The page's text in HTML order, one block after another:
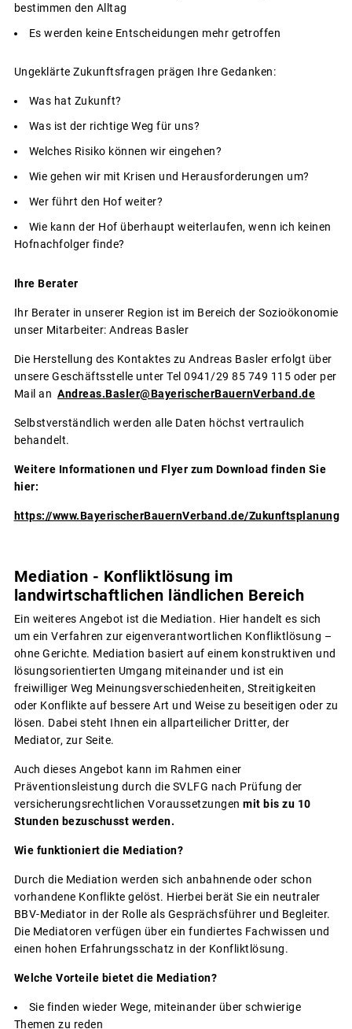
bestimmen den Alltag
Es werden keine Entscheidungen mehr getroffen
Ungeklärte Zukunftsfragen prägen Ihre Gedanken:
Was hat Zukunft?
Was ist der richtige Weg für uns?
Welches Risiko können wir eingehen?
Wie gehen wir mit Krisen und Herausforderungen um?
Wer führt den Hof weiter?
Wie kann der Hof überhaupt weiterlaufen, wenn ich keinen
Hofnachfolger finde?
Ihre Berater
Ihr Berater in unserer Region ist im Bereich der Sozioökonomie
unser Mitarbeiter: Andreas Basler
Die Herstellung des Kontaktes zu Andreas Basler erfolgt über
unsere Geschäftsstelle unter Tel 0941/29 85 749 115 oder per
Mail an Andreas.Basler@BayerischerBauernVerband.de
Selbstverständlich werden alle Daten höchst vertraulich
behandelt.
Weitere Informationen und Flyer zum Download finden Sie
hier:
https://www.BayerischerBauernVerband.de/Zukunftsplanung
Mediation - Konfliktlösung im
landwirtschaftlichen ländlichen Bereich
Ein weiteres Angebot ist die Mediation. Hier handelt es sich
um ein Verfahren zur eigenverantwortlichen Konfliktlösung –
ohne Gerichte. Mediation basiert auf einem konstruktiven und
lösungsorientierten Umgang miteinander und ist ein
freiwilliger Weg Meinungsverschiedenheiten, Streitigkeiten
oder Konflikte auf bessere Art und Weise zu beseitigen oder zu
lösen. Dabei steht Ihnen ein allparteilicher Dritter, der
Mediator, zur Seite.
Auch dieses Angebot kann im Rahmen einer
Präventionsleistung durch die SVLFG nach Prüfung der
versicherungsrechtlichen Voraussetzungen mit bis zu 10
Stunden bezuschusst werden.
Wie funktioniert die Mediation?
Durch die Mediation werden sich anbahnende oder schon
vorhandene Konflikte gelöst. Hierbei berät Sie ein neutraler
BBV-Mediator in der Rolle als Gesprächsführer und Begleiter.
Die Mediatoren verfügen über ein fundiertes Fachwissen und
einen hohen Erfahrungsschatz in der Konfliktlösung.
Welche Vorteile bietet die Mediation?
Sie finden wieder Wege, miteinander über schwierige
Themen zu reden